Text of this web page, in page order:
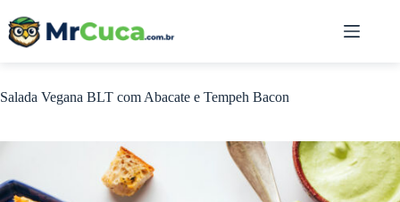
para
Salada Vegana BLT com Abacate e Tempeh Bacon